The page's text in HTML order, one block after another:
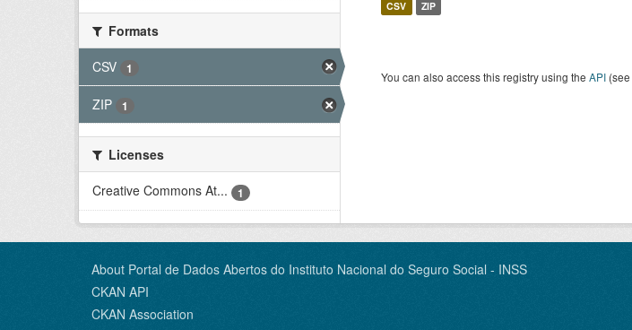
Formats
CSV
1
ZIP 1
Licenses
Creative Commons At...
1
CSV ZIP
You can also access this registry using the API (see
About Portal de Dados Abertos do Instituto Nacional do Seguro Social - INSS
CKAN API
CKAN Association